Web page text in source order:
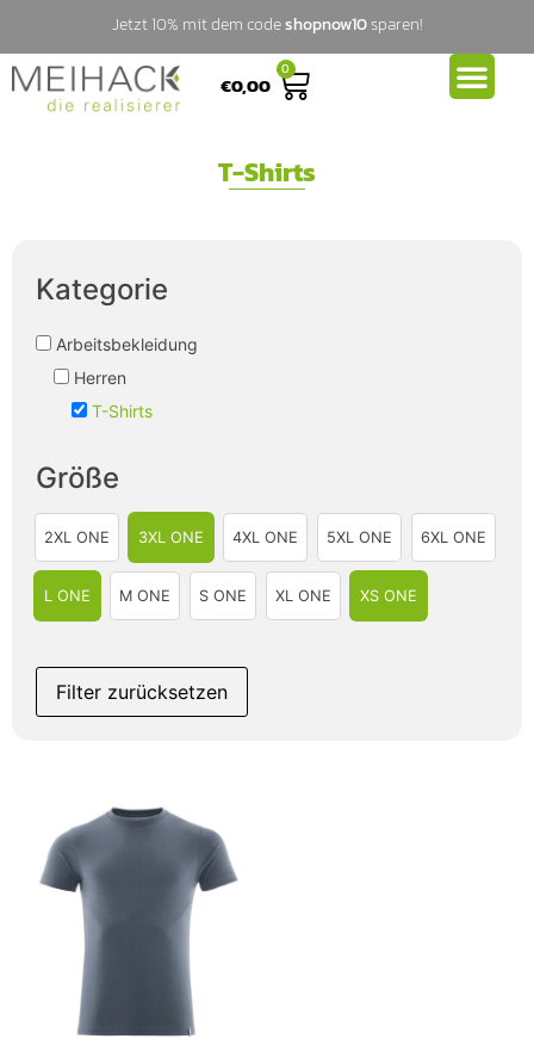
Jetzt 10% mit dem codeshopnow10sparen!
€0,00
0
T-Shirts
Kategorie
Arbeitsbekleidung
Herren
T-Shirts
Größe
2XL ONE 3XL ONE 4XL ONE 5XL ONE 6XL ONE
L ONE M ONE S ONE XL ONE XS ONE
Filter zurücksetzen